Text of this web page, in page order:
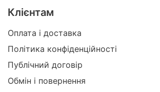
Клієнтам
Оплата і доставка
Політика конфіденційності
Публічний договір
Обмін і повернення